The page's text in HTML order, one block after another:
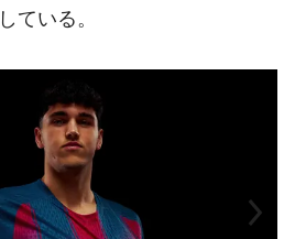
ている。